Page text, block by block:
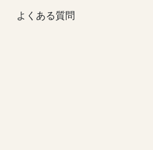
よくある質問